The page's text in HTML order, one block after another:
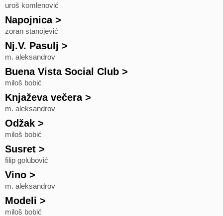
uroš komlenović
Napojnica>
zoran stanojević
Nj.V. Pasulj >
m. aleksandrov
Buena Vista Social Club >
miloš bobić
Knjaževa večera>
m. aleksandrov
Odžak >
miloš bobić
Susret >
filip golubović
Vino >
m. aleksandrov
Modeli >
miloš bobić